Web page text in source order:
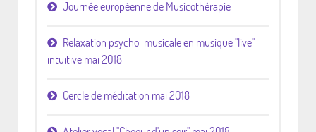
Journée européenne de Musicothérapie
Relaxation psycho-musicale en musique "live"
intuitive mai 2018
Cercle de méditation mai 2018